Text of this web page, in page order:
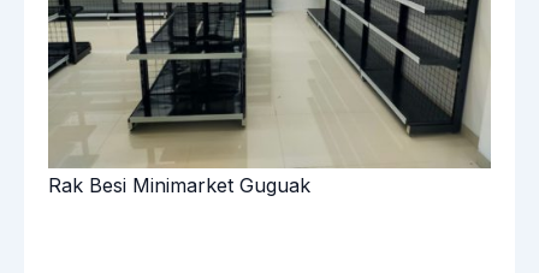
Rak Besi Minimarket Guguak